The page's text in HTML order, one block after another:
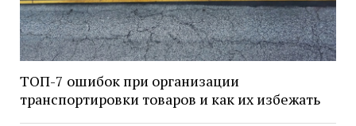
ТОП-7 ошибок при организации
транспортировки товаров и как их избежать